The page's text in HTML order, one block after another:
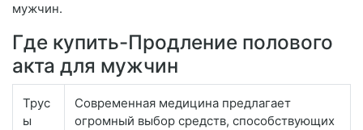
мужчин.
Где купить-Продление полового
акта для мужчин
Трус
ы
Современная медицина предлагает
огромный выбор средств, способствующих